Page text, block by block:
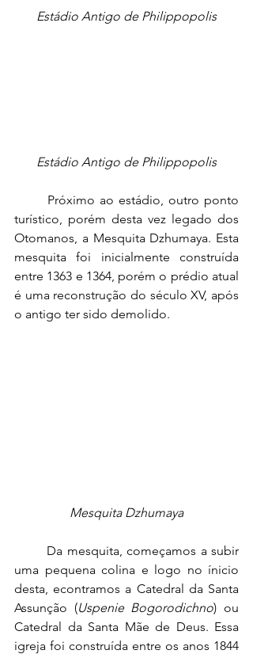
Estádio Antigo de Philippopolis
Estádio Antigo de Philippopolis
Próximo ao estádio, outro ponto
turístico, porém desta vez legado dos
Otomanos, a Mesquita Dzhumaya. Esta
mesquita foi inicialmente construída
entre 1363 e 1364, porém o prédio atual
é uma reconstrução do século XV, após
o antigo ter sido demolido.
Mesquita Dzhumaya
Da mesquita, começamos a subir
uma pequena colina e logo no ínicio
desta, econtramos a Catedral da Santa
Assunção (Uspenie Bogorodichno) ou
Catedral da Santa Mãe de Deus. Essa
igreja foi construída entre os anos 1844